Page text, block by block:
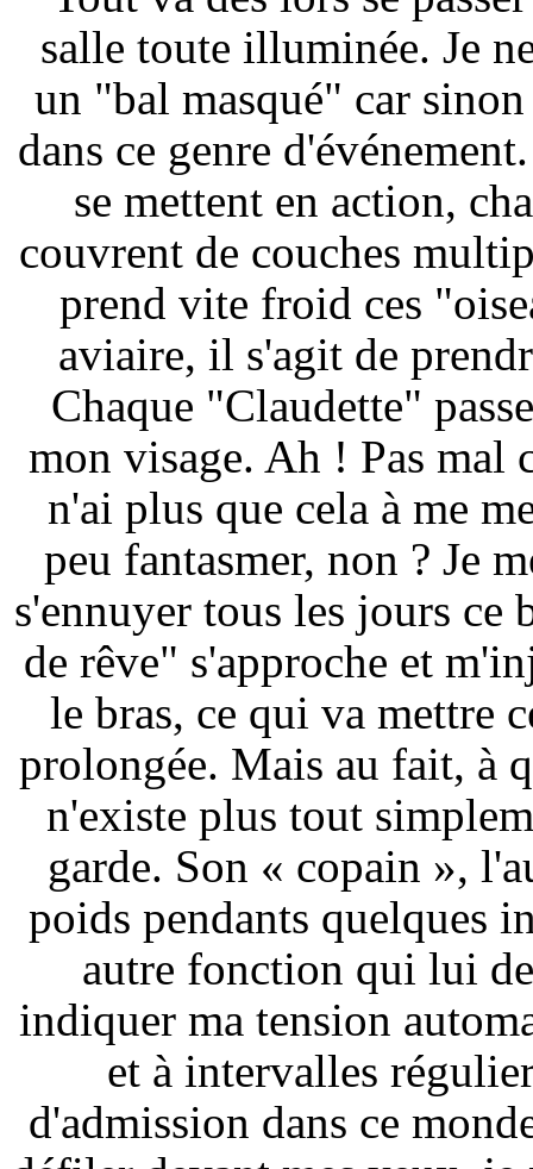
salle toute illuminée. Je
un "bal masqué" car
dans ce genre
se mettent en action,
couvrent de couches
prend vite froid ces
aviaire, il s'agit de
Chaque "Claudette"
mon visage. Ah ! Pas mal
n'ai plus que cela à me
peu fantasmer, non ? Je
s'ennuyer tous les jours ce
de rêve" s'approche et
le bras, ce qui va mettre
prolongée. Mais au fait, à
n'existe plus tout
garde. Son « copain »,
poids pendants quelques
autre fonction qui lui
indiquer ma tension
et à intervalles
d'admission dans ce